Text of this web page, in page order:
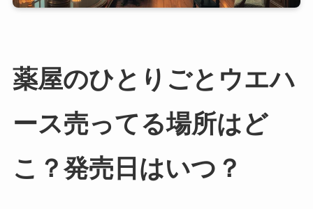
薬屋のひとりごとウエハ
ース売ってる場所はど
こ？発売日はいつ？